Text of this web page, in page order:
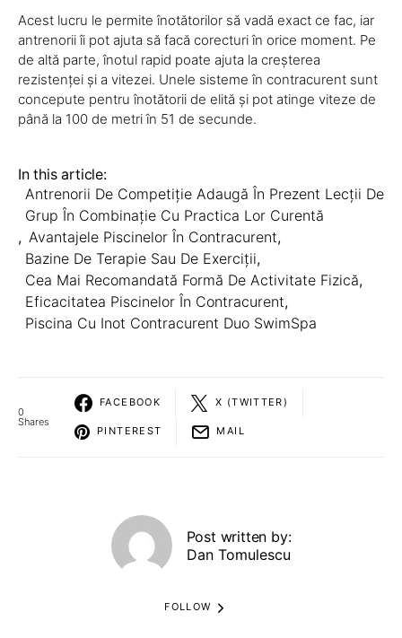
Acest lucru le permite înotătorilor să vadă exact ce fac, iar
antrenorii îi pot ajuta să facă corecturi în orice moment. Pe
de altă parte, înotul rapid poate ajuta la creșterea
rezistenței și a vitezei. Unele sisteme în contracurent sunt
concepute pentru înotătorii de elită și pot atinge viteze de
până la 100 de metri în 51 de secunde.
In this article:
Antrenorii De Competiție Adaugă În Prezent Lecții De
Grup În Combinație Cu Practica Lor Curentă
, Avantajele Piscinelor În Contracurent,
Bazine De Terapie Sau De Exerciții,
Cea Mai Recomandată Formă De Activitate Fizică,
Eficacitatea Piscinelor În Contracurent,
Piscina Cu Inot Contracurent Duo SwimSpa
0
Shares
FACEBOOK X (TWITTER)
PINTEREST MAIL
Post written by:
Dan Tomulescu
FOLLOW